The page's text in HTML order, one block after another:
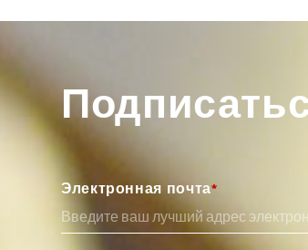
Электронная почта*